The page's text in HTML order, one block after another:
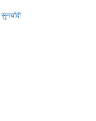
सुनचाँदी